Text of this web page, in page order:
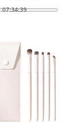
07:34:37